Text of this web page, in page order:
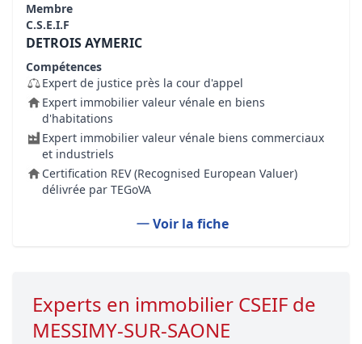
Membre
C.S.E.I.F
DETROIS AYMERIC
Compétences
Expert de justice près la cour d'appel
Expert immobilier valeur vénale en biens
d'habitations
Expert immobilier valeur vénale biens commerciaux
et industriels
Certification REV (Recognised European Valuer)
délivrée par TEGoVA
Voir la fiche
Experts en immobilier CSEIF de
MESSIMY-SUR-SAONE